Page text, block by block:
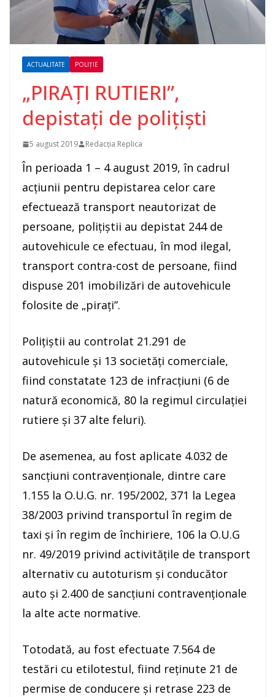
ACTUALITATE POLIȚIE
„PIRAȚI RUTIERI”,
depistați de polițiști
5 august 2019 Redacția Replica
În perioada 1 – 4 august 2019, în cadrul
acțiunii pentru depistarea celor care
efectuează transport neautorizat de
persoane, polițiștii au depistat 244 de
autovehicule ce efectuau, în mod ilegal,
transport contra-cost de persoane, fiind
dispuse 201 imobilizări de autovehicule
folosite de „pirați”.
Polițiștii au controlat 21.291 de
autovehicule și 13 societăți comerciale,
fiind constatate 123 de infracțiuni (6 de
natură economică, 80 la regimul circulaţiei
rutiere și 37 alte feluri).
De asemenea, au fost aplicate 4.032 de
sancţiuni contravenţionale, dintre care
1.155 la O.U.G. nr. 195/2002, 371 la Legea
38/2003 privind transportul în regim de
taxi și în regim de închiriere, 106 la O.U.G
nr. 49/2019 privind activităţile de transport
alternativ cu autoturism şi conducător
auto şi 2.400 de sancțiuni contravenționale
la alte acte normative.
Totodată, au fost efectuate 7.564 de
testări cu etilotestul, fiind reținute 21 de
permise de conducere şi retrase 223 de